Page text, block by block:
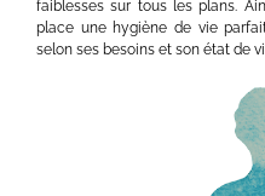
faiblesses sur tous les plans.
place une hygiène de vie
selon ses besoins et son état de